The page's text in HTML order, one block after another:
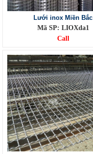
Lưới inox Miền Bắc
Mã SP: LIOXda1
Call